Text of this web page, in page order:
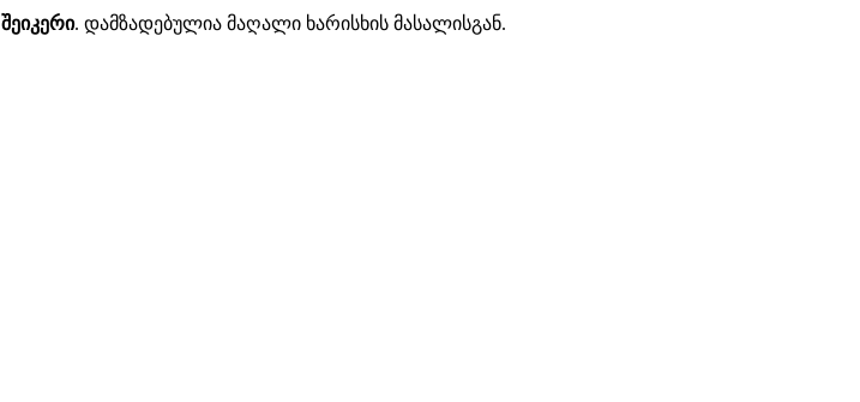
შეიკერი. დამზადებულია მაღალი ხარისხის მასალისგან.